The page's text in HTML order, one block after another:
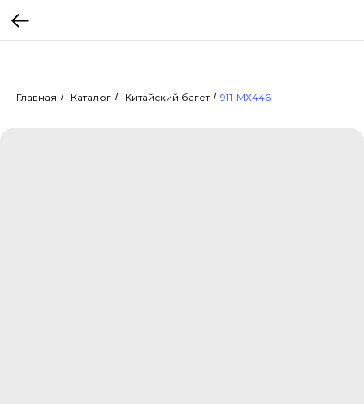
Главная / Каталог / Китайский багет / 911-МХ446